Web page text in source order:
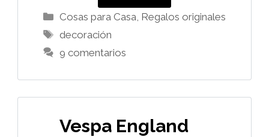
Categorías
Cosas para Casa Regalos originales
Etiquetas
decoración
9 comentarios
Vespa England